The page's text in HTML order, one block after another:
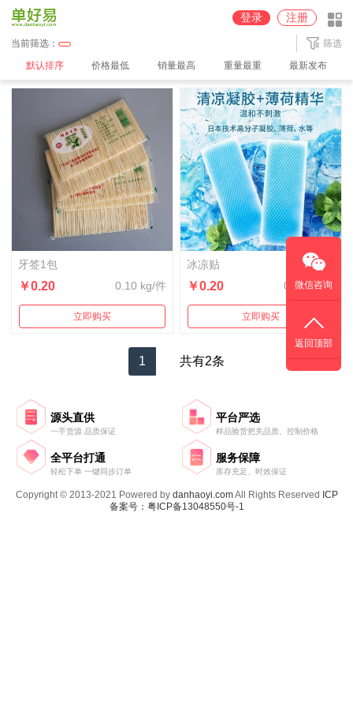
登录 注册
当前筛选： 筛选
默认排序 价格最低 销量最高 重量最重 最新发布
圆通深圳【100%派送】仓 中通广州2【100%派送】仓
牙签1包
￥0.20 0.10 kg/件
立即购买
冰凉贴
￥0.20 0.10 kg/件
立即购买
1 共有2条
源头直供
一手货源 品质保证
平台严选
样品验货把关品质、控制价格
全平台打通
轻松下单 一键同步订单
服务保障
库存充足、时效保证
Copyright © 2013-2021 Powered by danhaoyi.comAll Rights Reserved ICP
备案号：粤ICP备13048550号-1
微信咨询
返回顶部